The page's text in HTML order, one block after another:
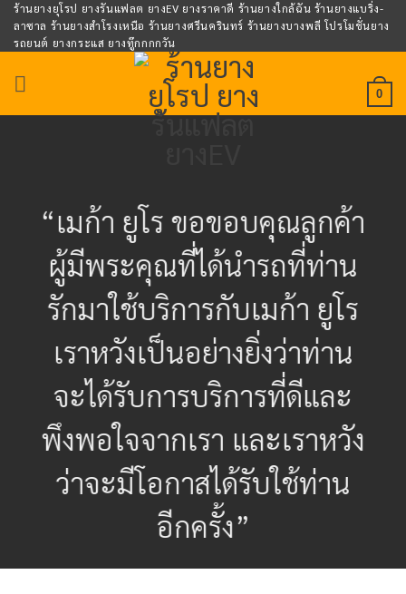
Skip
content
ร้านยางยุโรป ยางรันแฟลต ยางEV ยางราคาดี ร้านยางใกล้ฉัน ร้านยางแบริ่ง-
ลาซาล ร้านยางสำโรงเหนือ ร้านยางศรีนครินทร์ ร้านยางบางพลี โปรโมชั่นยาง
รถยนต์ ยางกระแส ยางทู๊กกกกวัน
0
“เมก้า ยูโร ขอขอบคุณลูกค้า
ผู้มีพระคุณที่ได้นำรถที่ท่าน
รักมาใช้บริการกับเมก้า ยูโร
เราหวังเป็นอย่างยิ่งว่าท่าน
จะได้รับการบริการที่ดีและ
พึงพอใจจากเรา และเราหวัง
ว่าจะมีโอกาสได้รับใช้ท่าน
อีกครั้ง”